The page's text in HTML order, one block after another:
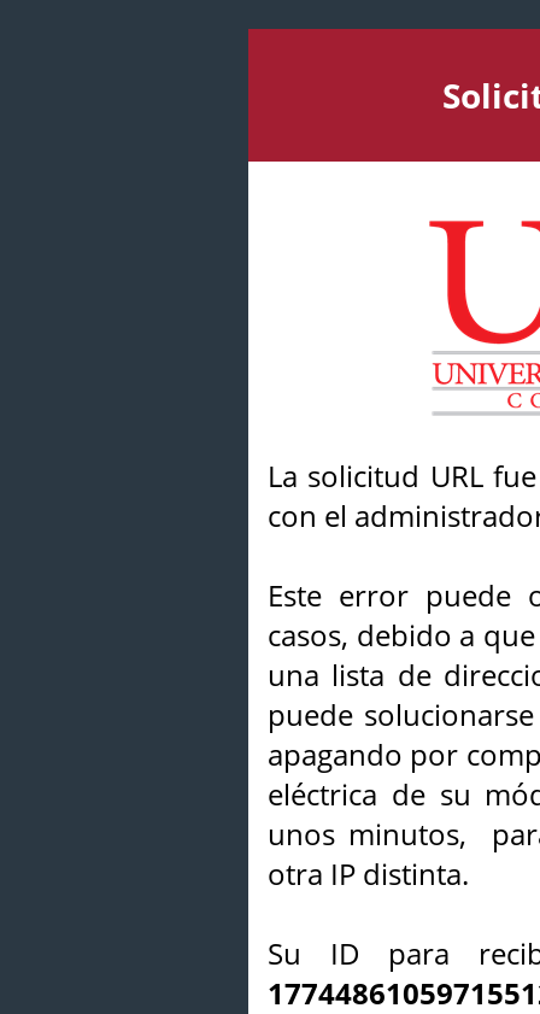
La solicitud URL
con el
Este error puede
casos, debido a
una lista de
puede
apagando por
eléctrica de su
unos minutos,
otra IP distinta.
Su ID para